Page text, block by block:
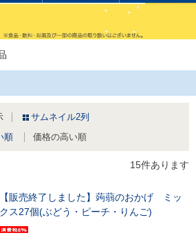
サムネイル2列
順 価格の高い順
15件あります
【販売終了しました】蒟蒻のおかげ ミッ
クス27個(ぶどう・ピーチ・りんご)